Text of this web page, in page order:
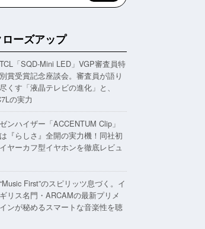
ーズアップ
TCL「SQD-Mini LED」VGP審査員特
別賞受賞記念座談会。審査員が語り
尽くす「液晶テレビの進化」と、
の実力
ゼンハイザー「ACCENTUM Clip」
は『らしさ』全開の実力機！同社初
イヤーカフ型イヤホンを徹底レビュ
“Music First”のスピリッツ息づく。イ
ギリス名門・ARCAMの最新プリメ
インが秘めるスマートな音楽性を聴